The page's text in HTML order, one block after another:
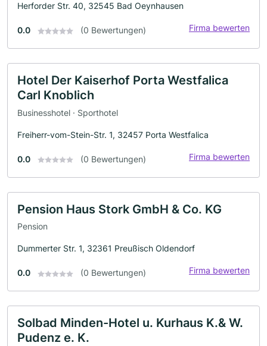
Herforder Str. 40, 32545 Bad Oeynhausen
0.0 (0 Bewertungen) Firma bewerten
Hotel Der Kaiserhof Porta Westfalica
Carl Knoblich
Businesshotel · Sporthotel
Freiherr-vom-Stein-Str. 1, 32457 Porta Westfalica
0.0 (0 Bewertungen) Firma bewerten
Pension Haus Stork GmbH & Co. KG
Pension
Dummerter Str. 1, 32361 Preußisch Oldendorf
0.0 (0 Bewertungen) Firma bewerten
Solbad Minden-Hotel u. Kurhaus K.& W.
Pudenz e. K.